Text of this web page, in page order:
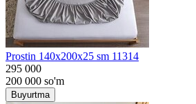
Prostin 140x200x25 sm 11314
295 000
200 000 so'm
Buyurtma